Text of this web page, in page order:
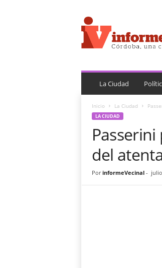
n
f
o
e
e
La Ciudad
Inicio La Ciudad
LA CIUDAD
del
Por informeVecinal-